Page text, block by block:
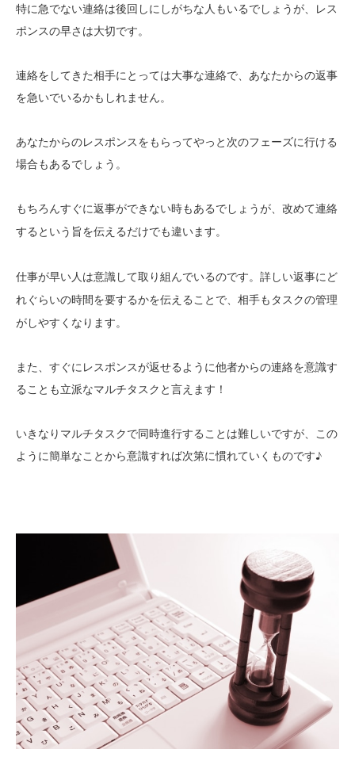
特に急でない連絡は後回しにしがちな人もいるでしょうが、レス
ポンスの早さは大切です。
連絡をしてきた相手にとっては大事な連絡で、あなたからの返事
を急いでいるかもしれません。
あなたからのレスポンスをもらってやっと次のフェーズに行ける
場合もあるでしょう。
もちろんすぐに返事ができない時もあるでしょうが、
改めて連絡
するという旨を伝える だけでも違います。
仕事が早い人は意識して取り組んでいるのです。 詳しい返事にど
れぐらいの時間を要するかを伝える ことで、相手もタスクの管理
がしやすくなります。
また、すぐにレスポンスが返せるように他者からの連絡を意識す
ることも立派なマルチタスクと言えます！
いきなりマルチタスクで同時進行することは難しいですが、この
ように簡単なことから意識すれば次第に慣れていくものです♪